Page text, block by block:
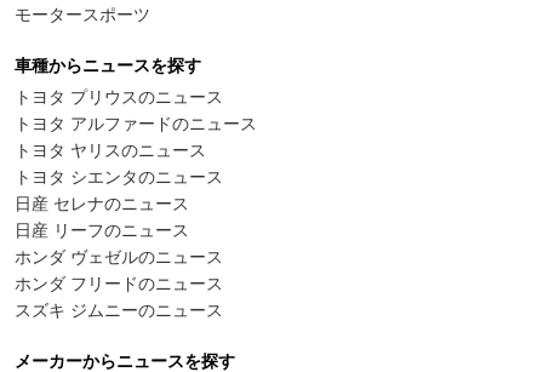
モータースポーツ
車種からニュースを探す
トヨタ プリウスのニュース
トヨタ アルファードのニュース
トヨタ ヤリスのニュース
トヨタ シエンタのニュース
日産 セレナのニュース
日産 リーフのニュース
ホンダ ヴェゼルのニュース
ホンダ フリードのニュース
スズキ ジムニーのニュース
メーカーからニュースを探す